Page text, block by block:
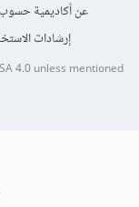
عن أكاديمية حسوب
إرشادات
4.0unless mentioned